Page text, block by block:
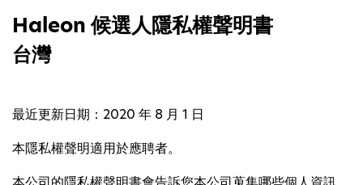
Haleon 候選人隱私權聲明書
台灣
最近更新日期：2020 年 8 月 1 日
本隱私權聲明適用於應聘者。